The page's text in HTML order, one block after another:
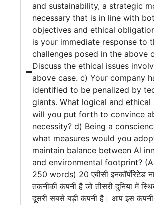
and sustainability, a strategic
necessary that is in line with
objectives and ethical
is your immediate response to
challenges posed in the above
Discuss the ethical issues
above case. c) Your company
identified to be penalized by
giants. What logical and ethical
will you put forth to convince
necessity? d) Being a
what measures would you
maintain balance between Al
and environmental footprint?
250 words) 20 एबीसी इनकॉर्पोरेटेड
तकनीकी कंपनी है जो तीसरी दुनिया में
दूसरी सबसे बड़ी कंपनी है। आप इस